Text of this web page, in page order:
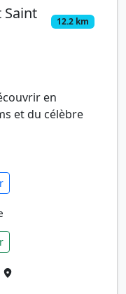
Saint
12.2 km
en
et du célèbre
"Sur le
emblémat…